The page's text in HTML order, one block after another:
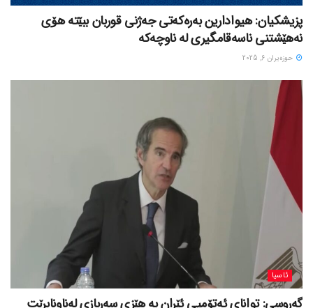
پزیشکیان: هیوادارین بەرەکەتی جەژنی قوربان ببێتە هۆی
نەهێشتنی ناسەقامگیری لە ناوچەکە
حوزه‌یران 6, 2025
ئاسیا
گەروسی: توانای ئەتۆمیی ئێران بە هێزی سەربازی لەناونابرێت